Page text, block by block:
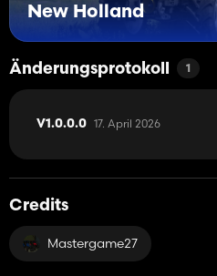
New Holland
Änderungsprotokoll 1
V1.0.0.0 17. April 2026
Credits
Mastergame27